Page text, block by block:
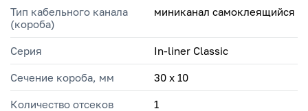
Тип кабельного канала
(короба)
миниканал самоклеящийся
Серия In-liner Classic
Сечение короба, мм 30 х 10
Количество отсеков 1